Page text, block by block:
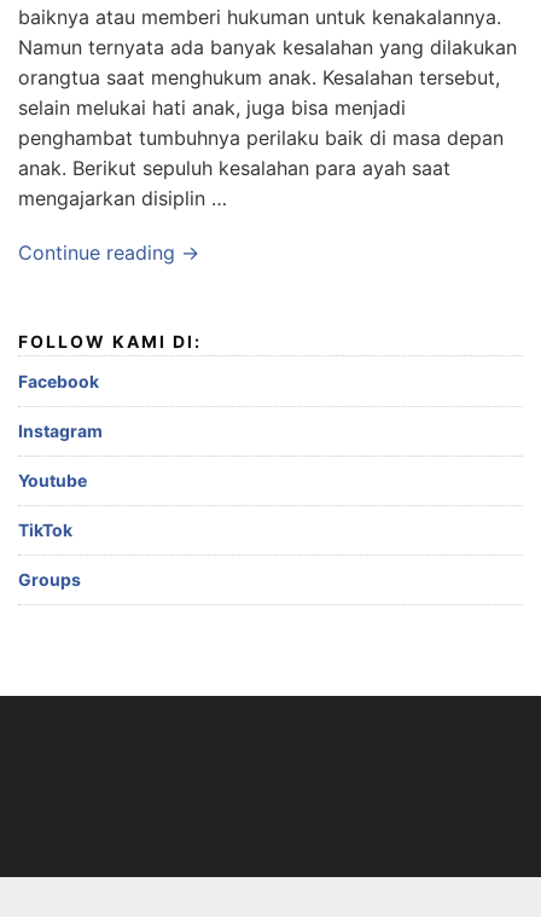
baiknya atau memberi hukuman untuk kenakalannya.
Namun ternyata ada banyak kesalahan yang dilakukan
orangtua saat menghukum anak. Kesalahan tersebut,
selain melukai hati anak, juga bisa menjadi
penghambat tumbuhnya perilaku baik di masa depan
anak. Berikut sepuluh kesalahan para ayah saat
mengajarkan disiplin …
Continue reading →
FOLLOW KAMI DI:
Facebook
Instagram
Youtube
TikTok
Groups